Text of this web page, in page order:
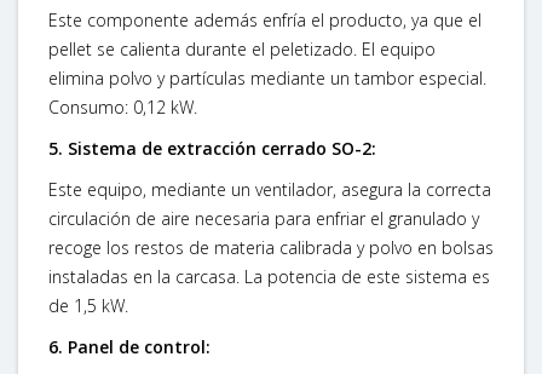
Este componente además enfría el producto, ya que el
pellet se calienta durante el peletizado. El equipo
elimina polvo y partículas mediante un tambor especial.
Consumo: 0,12 kW.
5. Sistema de extracción cerrado SO-2:
Este equipo, mediante un ventilador, asegura la correcta
circulación de aire necesaria para enfriar el granulado y
recoge los restos de materia calibrada y polvo en bolsas
instaladas en la carcasa. La potencia de este sistema es
de 1,5 kW.
6. Panel de control: